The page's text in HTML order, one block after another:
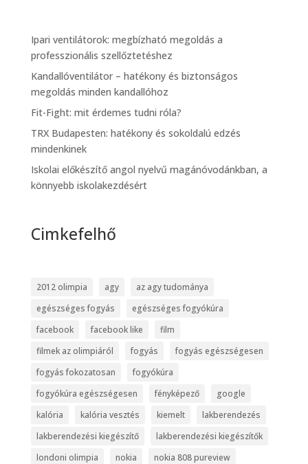
Ipari ventilátorok: megbízható megoldás a
professzionális szellőztetéshez
Kandallóventilátor – hatékony és biztonságos
megoldás minden kandallóhoz
Fit-Fight: mit érdemes tudni róla?
TRX Budapesten: hatékony és sokoldalú edzés
mindenkinek
Iskolai előkészítő angol nyelvű magánóvodánkban, a
könnyebb iskolakezdésért
Cimkefelhő
2012 olimpia agy
az agy tudománya
egészséges fogyás
egészséges fogyókúra
facebook
facebook like
film
filmek az olimpiáról
fogyás
fogyás egészségesen
fogyás fokozatosan
fogyókúra
fogyókúra egészségesen
fényképező
google
kalória
kalória vesztés kiemelt
lakberendezés
lakberendezési kiegészítő
lakberendezési kiegészítők
londoni olimpia
nokia
nokia 808 pureview